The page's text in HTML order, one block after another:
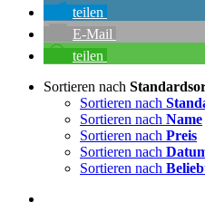
teilen
E-Mail
teilen
Sortieren nach
Sortieren nach
Sortieren nach Name
Sortieren nach Preis
Sortieren nach
Sortieren nach